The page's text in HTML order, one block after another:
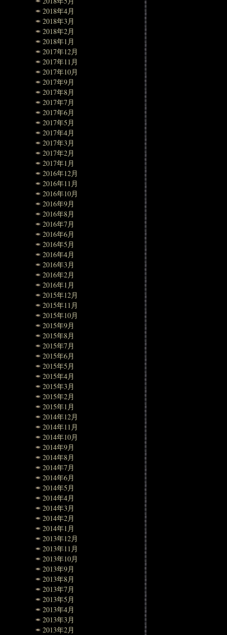
2018年4月
2018年3月
2018年2月
2018年1月
2017年12月
2017年11月
2017年10月
2017年9月
2017年8月
2017年7月
2017年6月
2017年5月
2017年4月
2017年3月
2017年2月
2017年1月
2016年12月
2016年11月
2016年10月
2016年9月
2016年8月
2016年7月
2016年6月
2016年5月
2016年4月
2016年3月
2016年2月
2016年1月
2015年12月
2015年11月
2015年10月
2015年9月
2015年8月
2015年7月
2015年6月
2015年5月
2015年4月
2015年3月
2015年2月
2015年1月
2014年12月
2014年11月
2014年10月
2014年9月
2014年8月
2014年7月
2014年6月
2014年5月
2014年4月
2014年3月
2014年2月
2014年1月
2013年12月
2013年11月
2013年10月
2013年9月
2013年8月
2013年7月
2013年5月
2013年4月
2013年3月
2013年2月